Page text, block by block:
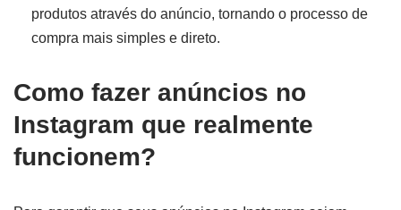
produtos através do anúncio, tornando o processo de
compra mais simples e direto.
Como fazer anúncios no
Instagram que realmente
funcionem?